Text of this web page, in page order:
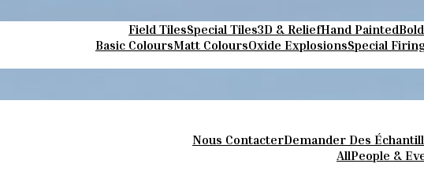
Field TilesSpecial Tiles3D & ReliefHand Painted
Basic ColoursMatt ColoursOxide ExplosionsSpecial Firing
Nous ContacterDemander Des
AllPeople &